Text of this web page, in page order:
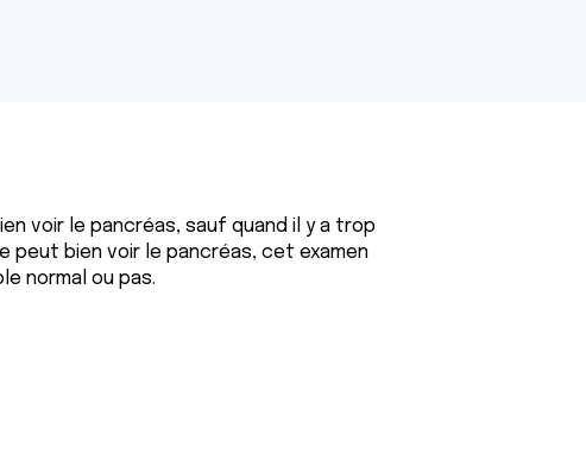
voir le pancréas, sauf quand il y a trop
peut bien voir le pancréas, cet examen
normal ou pas.